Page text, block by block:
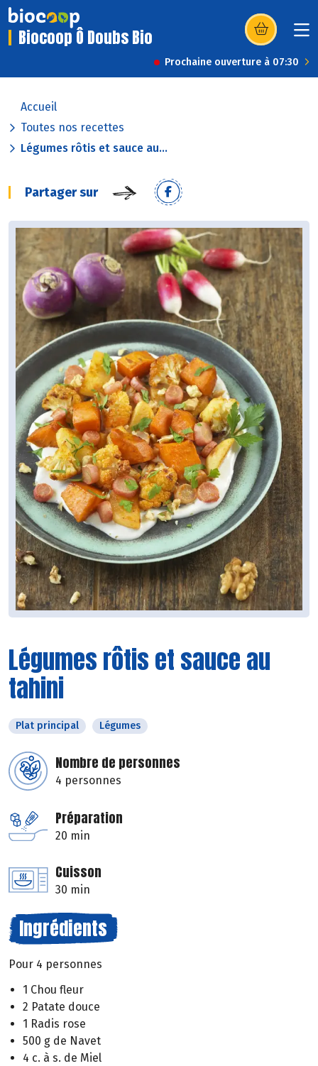
Biocoop Ô Doubs Bio (s’ouvre dans
Prochaine ouverture à 07:30
Accueil
Toutes nos recettes
Légumes rôtis et sauce au...
Partager sur
Légumes rôtis et sauce au
tahini
Plat principal Légumes
Nombre de personnes
4 personnes
Préparation
20 min
Cuisson
30 min
Ingrédients
Pour 4 personnes
1 Chou fleur
2 Patate douce
1 Radis rose
500 g de Navet
4 c. à s. de Miel